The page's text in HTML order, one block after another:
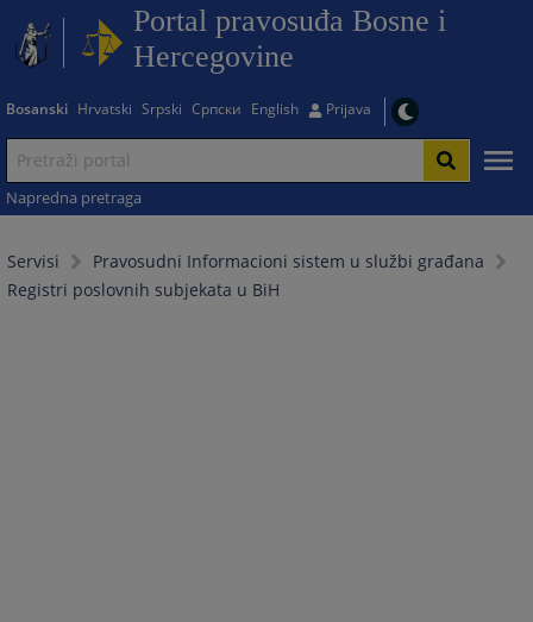
Portal pravosuđa Bosne i
Hercegovine
Bosanski Hrvatski Srpski Српски English Prijava
Napredna pretraga
Servisi
Pravosudni Informacioni sistem u službi građana
Registri poslovnih subjekata u BiH